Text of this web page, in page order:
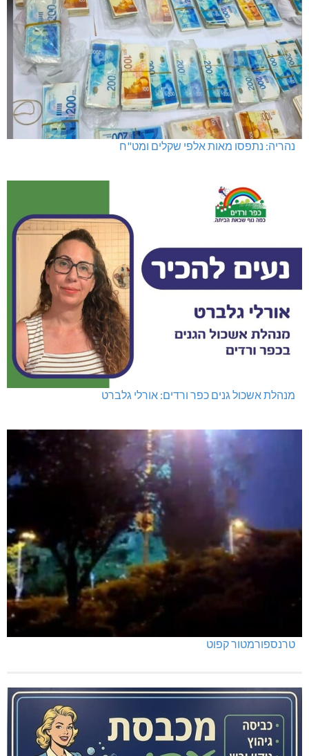
נהריה: נתפסו מאות אלפי שקלים ומט"ח
מנהלת אשכול גנים כפר ורדים: אורלי גלברט
טרנספורמטור קפוט